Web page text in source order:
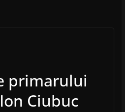
primarului
Ciubuc